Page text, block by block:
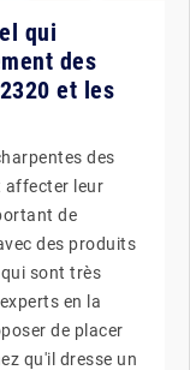
qui
des
et les
des
affecter leur
de
des produits
sont très
en la
de placer
qu'il dresse un